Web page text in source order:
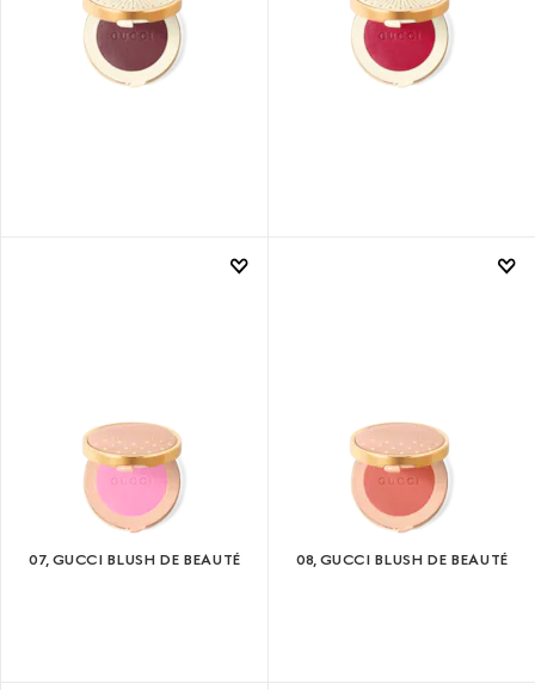
07, GUCCI BLUSH DE BEAUTÉ 08, GUCCI BLUSH DE BEAUTÉ